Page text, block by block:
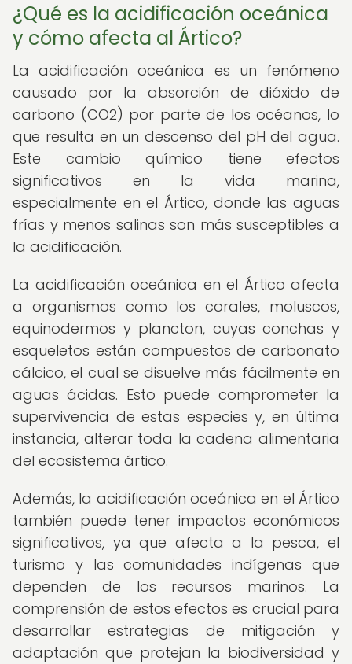
¿Qué es la acidificación oceánica
y cómo afecta al Ártico?
La acidificación oceánica es un fenómeno
causado por la absorción de dióxido de
carbono (CO2) por parte de los océanos, lo
que resulta en un descenso del pH del agua.
Este cambio químico tiene efectos
significativos en la vida marina,
especialmente en el Ártico, donde las aguas
frías y menos salinas son más susceptibles a
la acidificación.
La acidificación oceánica en el Ártico afecta
a organismos como los corales, moluscos,
equinodermos y plancton, cuyas conchas y
esqueletos están compuestos de carbonato
cálcico, el cual se disuelve más fácilmente en
aguas ácidas. Esto puede comprometer la
supervivencia de estas especies y, en última
instancia, alterar toda la cadena alimentaria
del ecosistema ártico.
Además, la acidificación oceánica en el Ártico
también puede tener impactos económicos
significativos, ya que afecta a la pesca, el
turismo y las comunidades indígenas que
dependen de los recursos marinos. La
comprensión de estos efectos es crucial para
desarrollar estrategias de mitigación y
adaptación que protejan la biodiversidad y